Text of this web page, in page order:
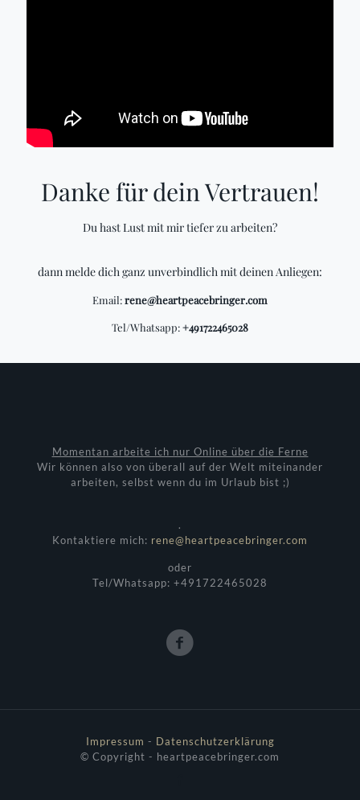
Danke für dein Vertrauen!
Du hast Lust mit mir tiefer zu arbeiten?
dann melde dich ganz unverbindlich mit deinen Anliegen:
Email:rene@heartpeacebringer.com
Tel/Whatsapp:+491722465028
Momentan arbeite ich nur Online über die Ferne
Wir können also von überall auf der Welt miteinander
arbeiten, selbst wenn du im Urlaub bist ;)
.
Kontaktiere mich: rene@heartpeacebringer.com
oder
Tel/Whatsapp: +491722465028
Impressum - Datenschutzerklärung
© Copyright - heartpeacebringer.com